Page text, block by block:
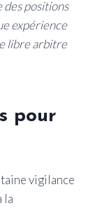
des positions
expérience
libre arbitre
pour
vigilance
la